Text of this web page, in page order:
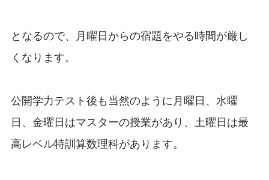
となるので、月曜日からの宿題をやる時間が厳し
くなります。
公開学力テスト後も当然のように月曜日、水曜
日、金曜日はマスターの授業があり、土曜日は最
高レベル特訓算数理科があります。